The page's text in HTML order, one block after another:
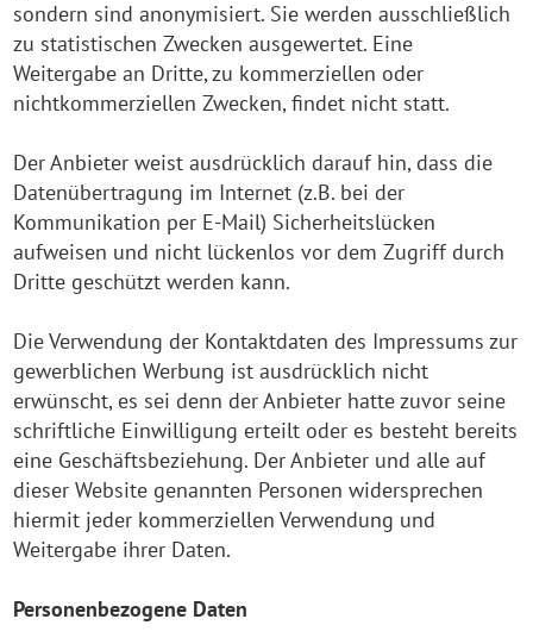
sondern sind anonymisiert. Sie werden ausschließlich
zu statistischen Zwecken ausgewertet. Eine
Weitergabe an Dritte, zu kommerziellen oder
nichtkommerziellen Zwecken, findet nicht statt.
Der Anbieter weist ausdrücklich darauf hin, dass die
Datenübertragung im Internet (z.B. bei der
Kommunikation per E-Mail) Sicherheitslücken
aufweisen und nicht lückenlos vor dem Zugriff durch
Dritte geschützt werden kann.
Die Verwendung der Kontaktdaten des Impressums zur
gewerblichen Werbung ist ausdrücklich nicht
erwünscht, es sei denn der Anbieter hatte zuvor seine
schriftliche Einwilligung erteilt oder es besteht bereits
eine Geschäftsbeziehung. Der Anbieter und alle auf
dieser Website genannten Personen widersprechen
hiermit jeder kommerziellen Verwendung und
Weitergabe ihrer Daten.
Personenbezogene Daten